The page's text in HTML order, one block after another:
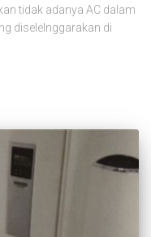
tidak adanya AC dalam
diselelnggarakan di